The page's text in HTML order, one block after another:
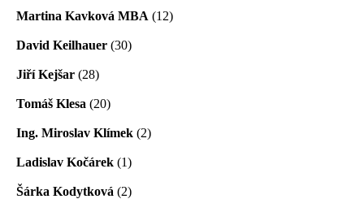
Martina Kavková MBA (12)
David Keilhauer (30)
Jiří Kejšar (28)
Tomáš Klesa (20)
Ing. Miroslav Klímek (2)
Ladislav Kočárek (1)
Šárka Kodytková (2)